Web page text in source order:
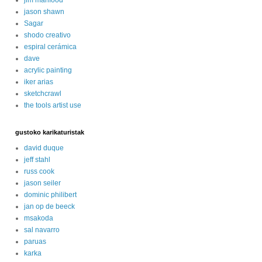
jason shawn
Sagar
shodo creativo
espiral cerámica
dave
acrylic painting
iker arias
sketchcrawl
the tools artist use
gustoko karikaturistak
david duque
jeff stahl
russ cook
jason seiler
dominic philibert
jan op de beeck
msakoda
sal navarro
paruas
karka